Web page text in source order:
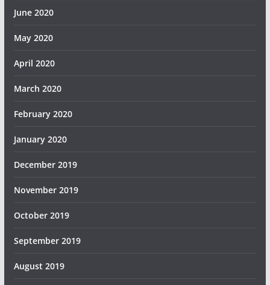
June 2020
May 2020
April 2020
March 2020
February 2020
January 2020
December 2019
November 2019
October 2019
September 2019
August 2019